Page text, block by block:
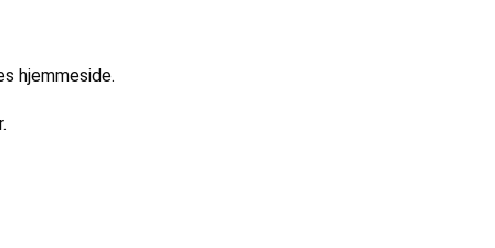
hjemmeside.